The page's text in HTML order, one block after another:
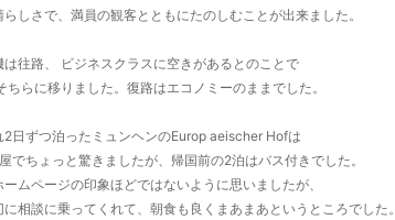
しさで、満員の観客とともにたのしむことが出来ました。
往路、 ビジネスクラスに空きがあるとのことで
らに移りました。復路はエコノミーのままでした。
日ずつ泊ったミュンヘンのEurop aeischer Hofは
でちょっと驚きましたが、帰国前の2泊はバス付きでした。
ムページの印象ほどではないように思いましたが、
相談に乗ってくれて、朝食も良くまあまあというところでした。